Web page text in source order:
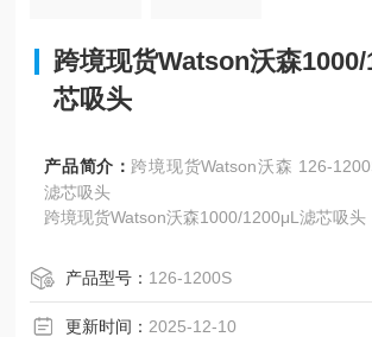
跨境现货Watson沃森
芯吸头
产品简介： 跨境现货Watson沃森 126-1200S 1000/1200μL
滤芯吸头
跨境现货Watson沃森1000/1200μL滤芯吸头
产品型号： 126-1200S
更新时间： 2025-12-10